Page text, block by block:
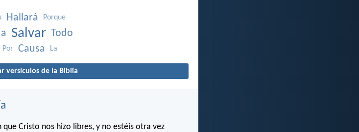
Hallará Porque
Salvar Todo
Por Causa La
versículos de la Biblia
Cristo nos hizo libres, y no estéis otra vez